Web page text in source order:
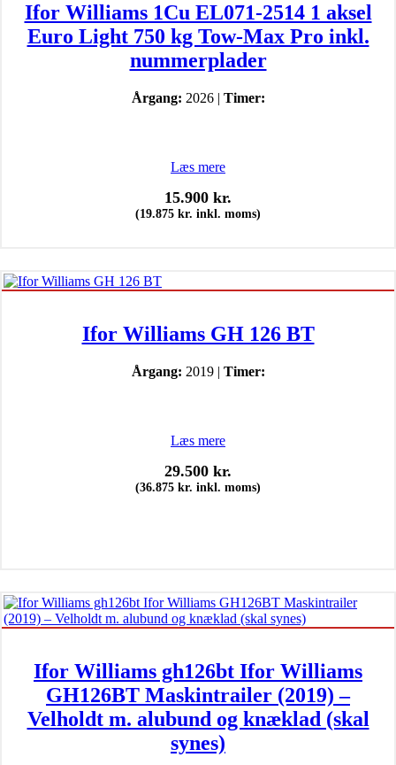
Ifor Williams 1Cu EL071-2514 1 aksel
Euro Light 750 kg Tow-Max Pro inkl.
nummerplader
Årgang: 2026 | Timer:
Læs mere
15.900 kr.
(19.875 kr. inkl. moms)
Ifor Williams GH 126 BT
Årgang: 2019 | Timer:
Læs mere
29.500 kr.
(36.875 kr. inkl. moms)
Ifor Williams gh126bt Ifor Williams
GH126BT Maskintrailer (2019) –
Velholdt m. alubund og knæklad (skal
synes)